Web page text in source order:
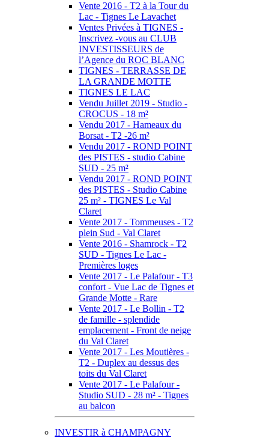
Vente 2016 - T2 à la Tour du
Lac - Tignes Le Lavachet
Ventes Privées à TIGNES -
Inscrivez -vous au CLUB
INVESTISSEURS de
l’Agence du ROC BLANC
TIGNES - TERRASSE DE
LA GRANDE MOTTE
TIGNES LE LAC
Vendu Juillet 2019 - Studio -
CROCUS - 18 m²
Vendu 2017 - Hameaux du
Borsat - T2 -26 m²
Vendu 2017 - ROND POINT
des PISTES - studio Cabine
SUD - 25 m²
Vendu 2017 - ROND POINT
des PISTES - Studio Cabine
25 m² - TIGNES Le Val
Claret
Vente 2017 - Tommeuses - T2
plein Sud - Val Claret
Vente 2016 - Shamrock - T2
SUD - Tignes Le Lac -
Premières loges
Vente 2017 - Le Palafour - T3
confort - Vue Lac de Tignes et
Grande Motte - Rare
Vente 2017 - Le Bollin - T2
de famille - splendide
emplacement - Front de neige
du Val Claret
Vente 2017 - Les Moutières -
T2 - Duplex au dessus des
toits du Val Claret
Vente 2017 - Le Palafour -
Studio SUD - 28 m² - Tignes
au balcon
INVESTIR à CHAMPAGNY